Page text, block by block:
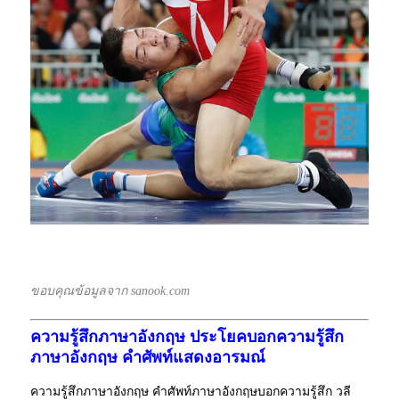
ขอบคุณข้อมูลจาก sanook.com
ความรู้สึกภาษาอังกฤษ ประโยคบอกความรู้สึก
ภาษาอังกฤษ คำศัพท์แสดงอารมณ์
ความรู้สึกภาษาอังกฤษ คำศัพท์ภาษาอังกฤษบอกความรู้สึก วลี